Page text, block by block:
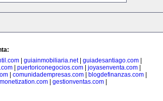
| guiainmobiliaria.net| guiadesantiago.com|
| puertoriconegocios.com| joyasenventa.com|
| comunidadempresas.com| blogdefinanzas.com|
| gestionventas.com|